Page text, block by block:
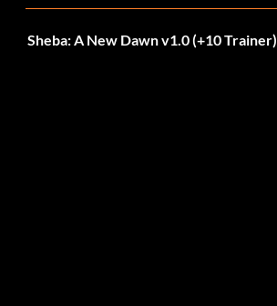
Sheba: A New Dawn v1.0 (+10 Trainer)